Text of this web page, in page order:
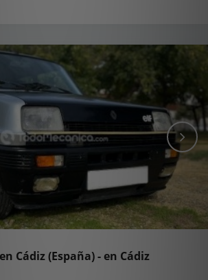
Cádiz (España) - en Cádiz